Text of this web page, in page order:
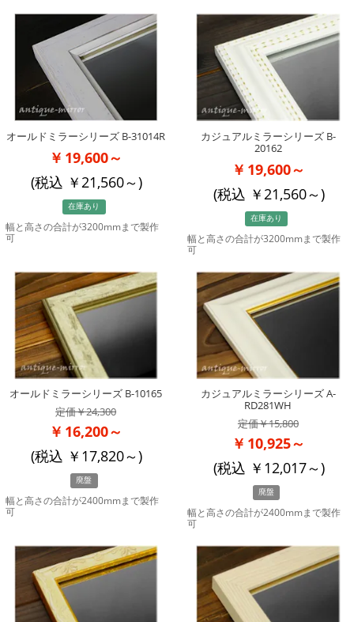
オールドミラーシリーズ B-31014R
19,600～
(税込
21,560～)
在庫あり
幅と高さの合計が3200mmまで製作
可
カジュアルミラーシリーズ B-
20162
19,600～
(税込
21,560～)
在庫あり
幅と高さの合計が3200mmまで製作
可
オールドミラーシリーズ B-10165
24,300
16,200～
(税込
17,820～)
廃盤
幅と高さの合計が2400mmまで製作
可
カジュアルミラーシリーズ A-
RD281WH
15,800
10,925～
(税込
12,017～)
廃盤
幅と高さの合計が2400mmまで製作
可